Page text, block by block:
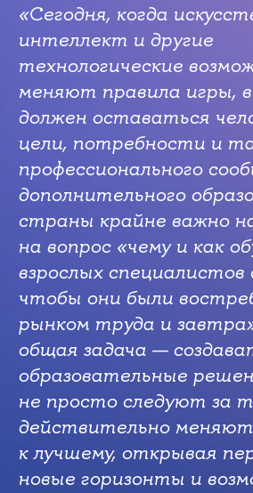
«Сегодня, когда
интеллект и другие
технологические
меняют правила игры, в
должен оставаться
цели, потребности и
профессионального
дополнительного
страны крайне важно
на вопрос «чему и как
взрослых специалистов
чтобы они были
рынком труда и
общая задача —
образовательные
не просто следуют за
действительно
к лучшему, открывая
новые горизонты и